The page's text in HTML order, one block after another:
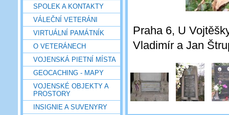
SPOLEK A KONTAKTY
VÁLEČNÍ VETERÁNI
VIRTUÁLNÍ PAMÁTNÍK
O VETERÁNECH
VOJENSKÁ PIETNÍ MÍSTA
GEOCACHING - MAPY
VOJENSKÉ OBJEKTY A
PROSTORY
INSIGNIE A SUVENYRY
Praha 6, U
Vladimír a Jan